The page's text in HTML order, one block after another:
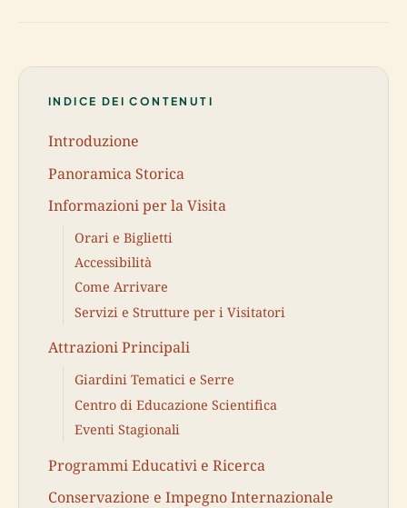
INDICE DEI CONTENUTI
Introduzione
Panoramica Storica
Informazioni per la Visita
Orari e Biglietti
Accessibilità
Come Arrivare
Servizi e Strutture per i Visitatori
Attrazioni Principali
Giardini Tematici e Serre
Centro di Educazione Scientifica
Eventi Stagionali
Programmi Educativi e Ricerca
Conservazione e Impegno Internazionale